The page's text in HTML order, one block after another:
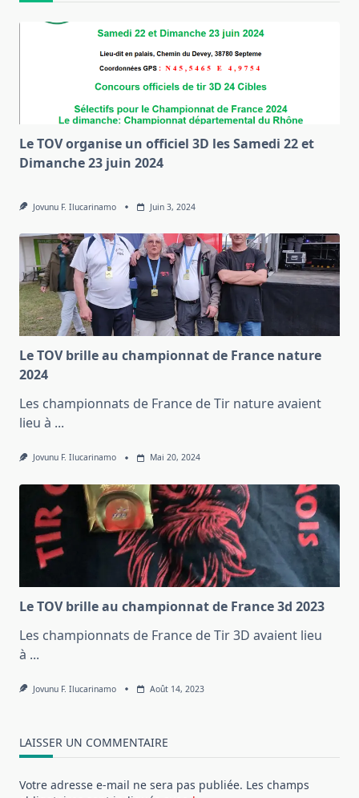
Le TOV organise un officiel 3D les Samedi 22 et
Dimanche 23 juin 2024
Jovunu F. Ilucarinamo Juin 3, 2024
Le TOV brille au championnat de France nature
2024
Les championnats de France de Tir nature avaient
lieu à ...
Jovunu F. Ilucarinamo Mai 20, 2024
Le TOV brille au championnat de France 3d 2023
Les championnats de France de Tir 3D avaient lieu
à ...
Jovunu F. Ilucarinamo Août 14, 2023
LAISSER UN COMMENTAIRE
Votre adresse e-mail ne sera pas publiée. Les champs